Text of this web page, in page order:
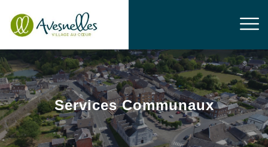
Services Communaux